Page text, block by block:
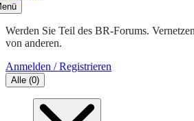
Werden Sie Teil des BR-Forums.
von anderen.
Anmelden / Registrieren
Alle (0)